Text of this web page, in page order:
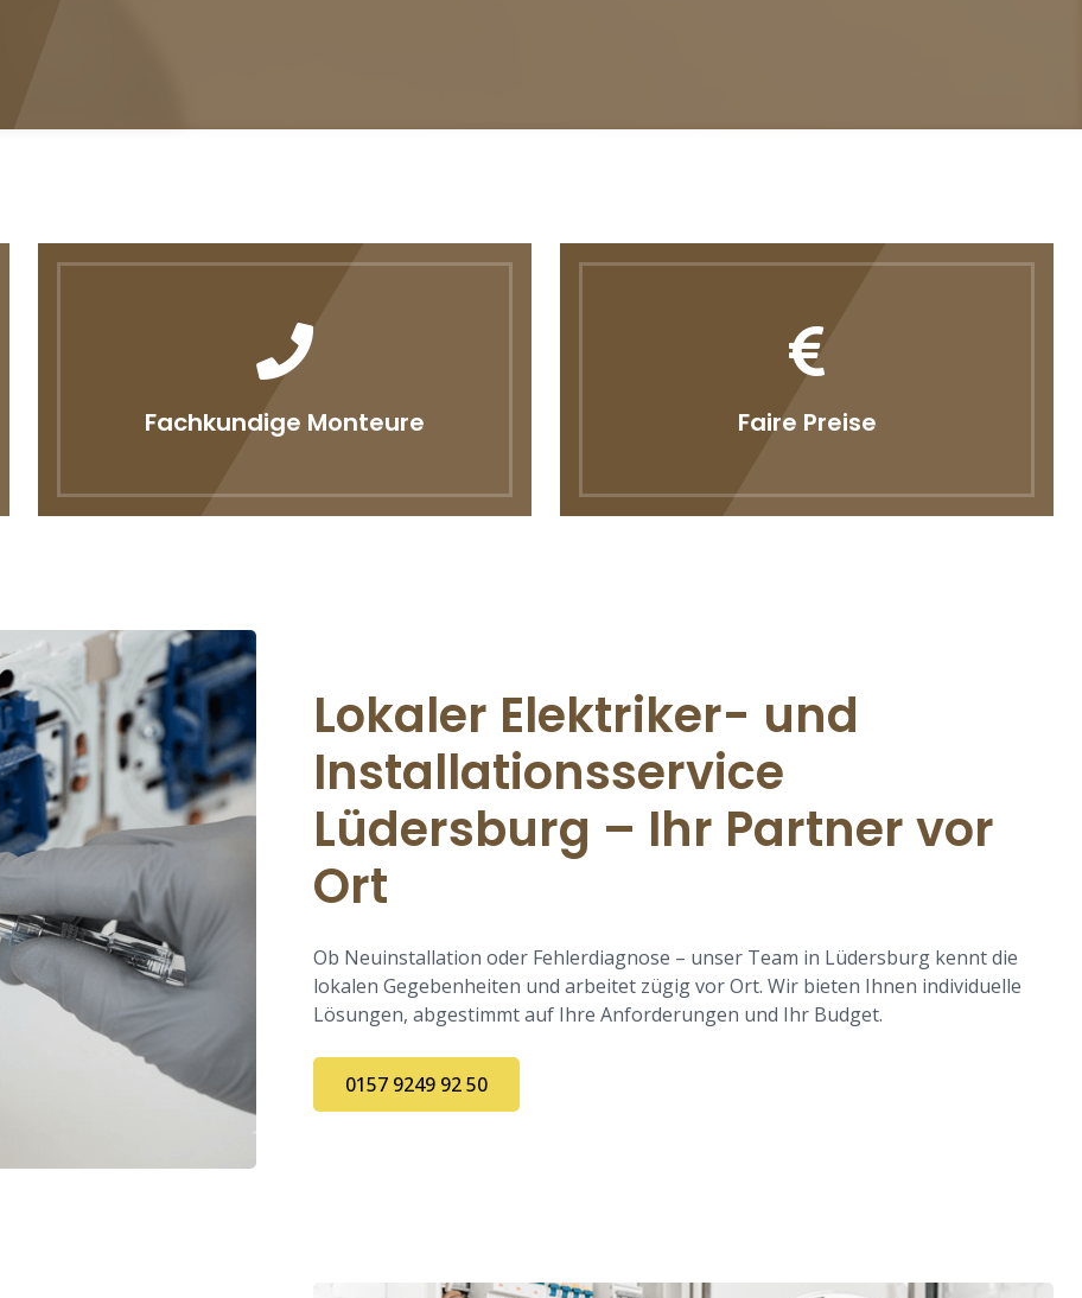
Fachkundige Monteure Faire Preise
Lokaler Elektriker- und
Installationsservice
Lüdersburg – Ihr Partner vor
Ort
Ob Neuinstallation oder Fehlerdiagnose – unser Team in Lüdersburg kennt die
lokalen Gegebenheiten und arbeitet zügig vor Ort. Wir bieten Ihnen individuelle
Lösungen, abgestimmt auf Ihre Anforderungen und Ihr Budget.
0157 9249 92 50